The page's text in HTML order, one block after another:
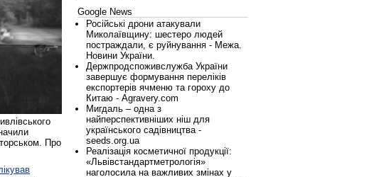
Про
Google News
Російські дрони атакували
Миколаївщину: шестеро людей
постраждали, є руйнування - Межа.
Новини України.
Держпродспоживслужба України
завершує формування переліків
експортерів ячменю та гороху до
Китаю - Agravery.com
Мигдаль – одна з
найперспективніших ніш для
українського садівництва -
seeds.org.ua
Реалізація косметичної продукції:
«Львівстандартметрологія»
наголосила на важливих змінах у